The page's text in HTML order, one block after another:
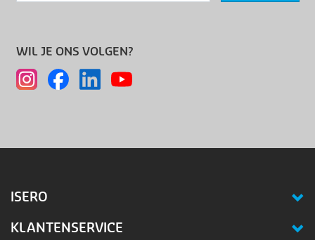
WIL JE ONS VOLGEN?
ISERO
KLANTENSERVICE